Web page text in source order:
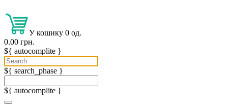
У кошику 0 од.
0.00 грн.
${ autocomplite }
${ search_phase }
${ autocomplite }